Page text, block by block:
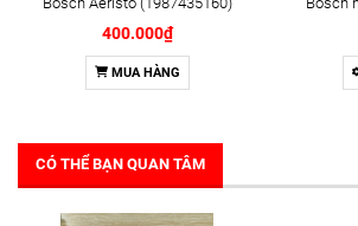
400.000₫
MUA HÀNG
CÓ THỂ BẠN QUAN TÂM